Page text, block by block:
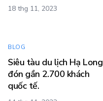
18 thg 11, 2023
BLOG
Siêu tàu du lịch Hạ Long
đón gần 2.700 khách
quốc tế.